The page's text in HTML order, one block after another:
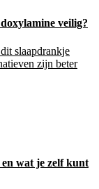
veilig?
slaapdrankje
zijn beter
wat je zelf kunt